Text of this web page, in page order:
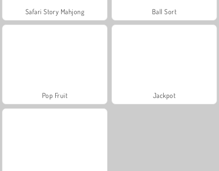
Safari Story Mahjong Ball Sort
Pop Fruit Jackpot